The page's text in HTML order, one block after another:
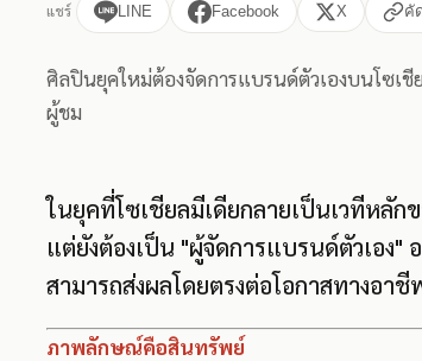
แชร์ LINE Facebook X คั
ศิลปินยุคใหม่ต้องจัดการแบรนด์ตัวเองบนโซเ
ผู้ชม
ในยุคที่โซเชียลมีเดียกลายเป็นเวทีหลั
แต่ยังต้องเป็น "ผู้จัดการแบรนด์ตัวเอง
สามารถส่งผลโดยตรงต่อโอกาสทางอา
ภาพลักษณ์คือสินทรัพย์